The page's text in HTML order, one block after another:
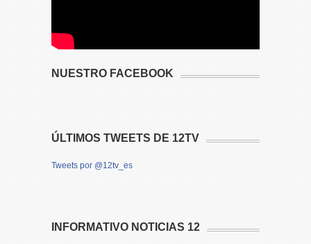
NUESTRO FACEBOOK
ÚLTIMOS TWEETS DE 12TV
Tweets por @12tv_es
INFORMATIVO NOTICIAS 12